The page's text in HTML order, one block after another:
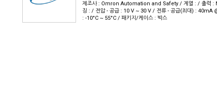
제조사 : Omron Automation and Safety / 계열 : / 출력 :
징 : / 전압 - 공급 : 10 V ~ 30 V / 전류 - 공급(최대) : 40mA
: -10°C ~ 55°C / 패키지/케이스 : 박스